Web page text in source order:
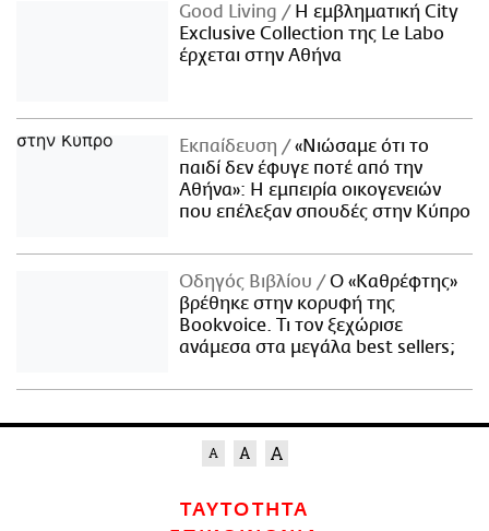
Good Living
Η εμβληματική City
Exclusive Collection της Le Labo
έρχεται στην Αθήνα
Εκπαίδευση
«Νιώσαμε ότι το
παιδί δεν έφυγε ποτέ από την
Αθήνα»: Η εμπειρία οικογενειών
που επέλεξαν σπουδές στην Κύπρο
Οδηγός Βιβλίου
Ο «Καθρέφτης»
βρέθηκε στην κορυφή της
Bookvoice. Τι τον ξεχώρισε
ανάμεσα στα μεγάλα best sellers;
ΤΑΥΤΟΤΗΤΑ